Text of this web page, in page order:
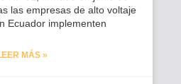
las empresas de alto voltaje
Ecuador implementen
MÁS »